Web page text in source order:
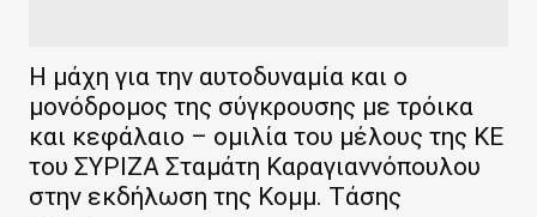
Η μάχη για την αυτοδυναμία και ο
μονόδρομος της σύγκρουσης με τρόικα
και κεφάλαιο – ομιλία του μέλους της ΚΕ
του ΣΥΡΙΖΑ Σταμάτη Καραγιαννόπουλου
στην εκδήλωση της Κομμ. Τάσης